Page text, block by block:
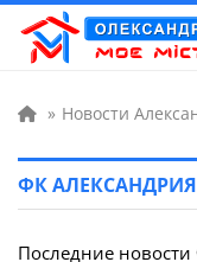
» Новости
ФК
Последние